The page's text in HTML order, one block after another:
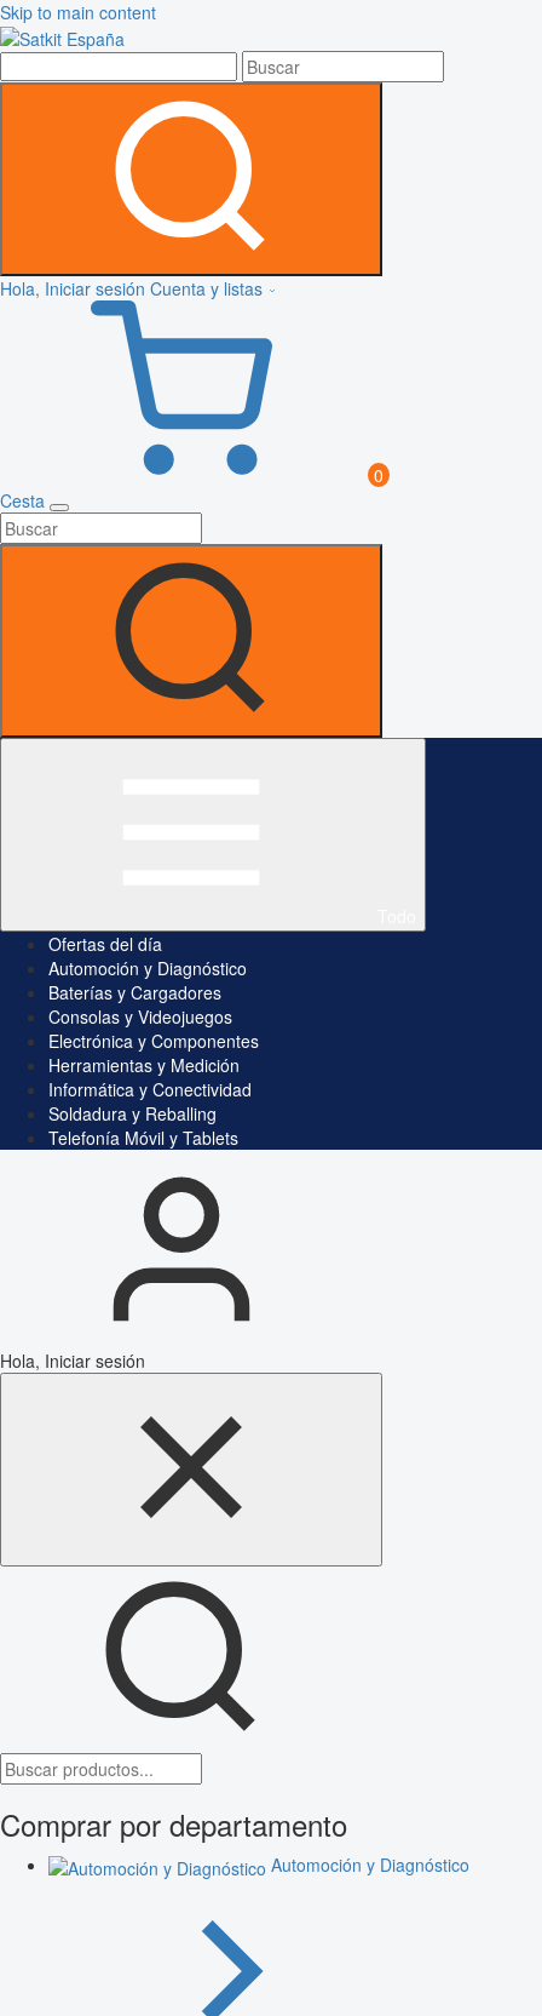
Skip to main content
Hola, Iniciar sesión Cuenta y listas
0
Cesta
Ofertas del día
Automoción y Diagnóstico
Baterías y Cargadores
Consolas y Videojuegos
Electrónica y Componentes
Herramientas y Medición
Informática y Conectividad
Soldadura y Reballing
Telefonía Móvil y Tablets
Hola, Iniciar sesión
Comprar por departamento
Automoción y Diagnóstico